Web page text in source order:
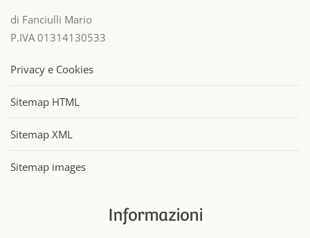
di Fanciulli Mario
P.IVA 01314130533
Privacy e Cookies
Sitemap HTML
Sitemap XML
Sitemap images
Informazioni